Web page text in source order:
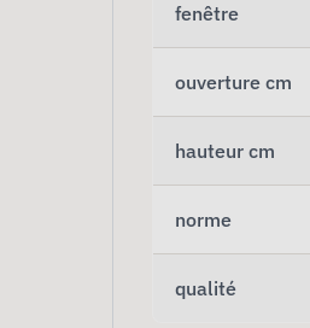
fenêtre
ouverture cm
hauteur cm
norme
qualité